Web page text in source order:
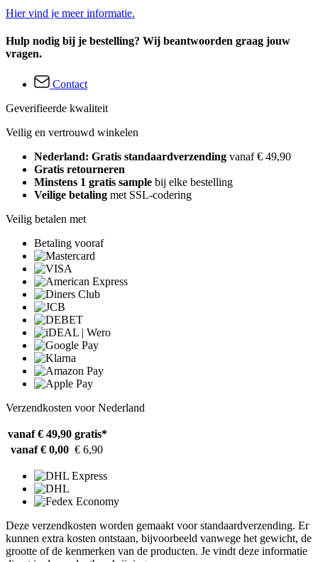
Hier vind je meer informatie.
Hulp nodig bij je bestelling? Wij beantwoorden graag jouw
vragen.
Contact
Geverifieerde kwaliteit
Veilig en vertrouwd winkelen
Nederland: Gratis standaardverzending vanaf € 49,90
Gratis retourneren
Minstens 1 gratis sample bij elke bestelling
Veilige betaling met SSL-codering
Veilig betalen met
Betaling vooraf
Verzendkosten voor Nederland
vanaf € 49,90 gratis*
vanaf € 0,00 € 6,90
Deze verzendkosten worden gemaakt voor standaardverzending. Er
kunnen extra kosten ontstaan, bijvoorbeeld vanwege het gewicht, de
grootte of de kenmerken van de producten. Je vindt deze informatie